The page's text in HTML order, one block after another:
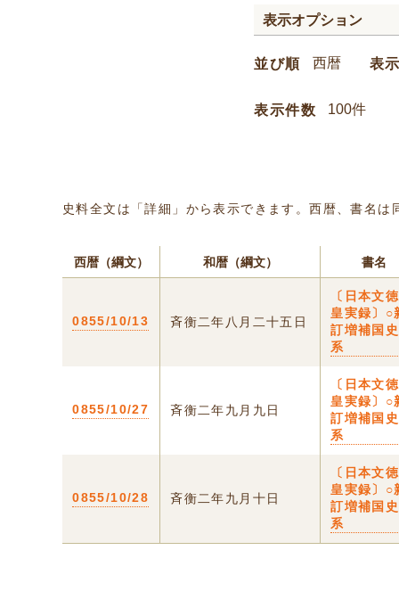
表示オプション
並び順 表
表示件数
史料全文は「詳細」から表示できます。西暦、書名
西暦（綱文） 和暦（綱文） 書名
0855/10/13 斉衡二年八月二十五日
〔日本文
皇実録〕○
訂増補国
系
0855/10/27 斉衡二年九月九日
〔日本文
皇実録〕○
訂増補国
系
0855/10/28 斉衡二年九月十日
〔日本文
皇実録〕○
訂増補国
系